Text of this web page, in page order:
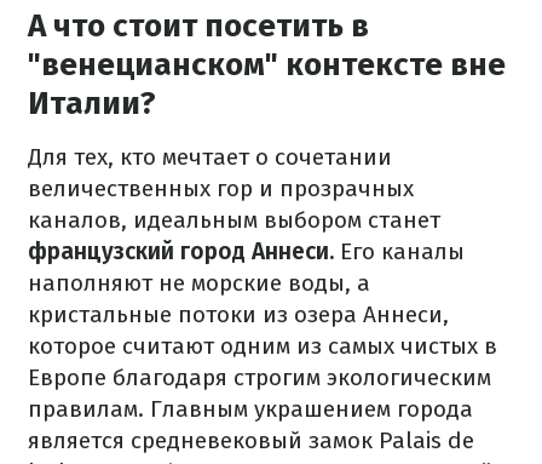
А что стоит посетить в
"венецианском" контексте вне
Италии?
Для тех, кто мечтает о сочетании
величественных гор и прозрачных
каналов, идеальным выбором станет
французский город Аннеси. Его каналы
наполняют не морские воды, а
кристальные потоки из озера Аннеси,
которое считают одним из самых чистых в
Европе благодаря строгим экологическим
правилам. Главным украшением города
является средневековый замок Palais de